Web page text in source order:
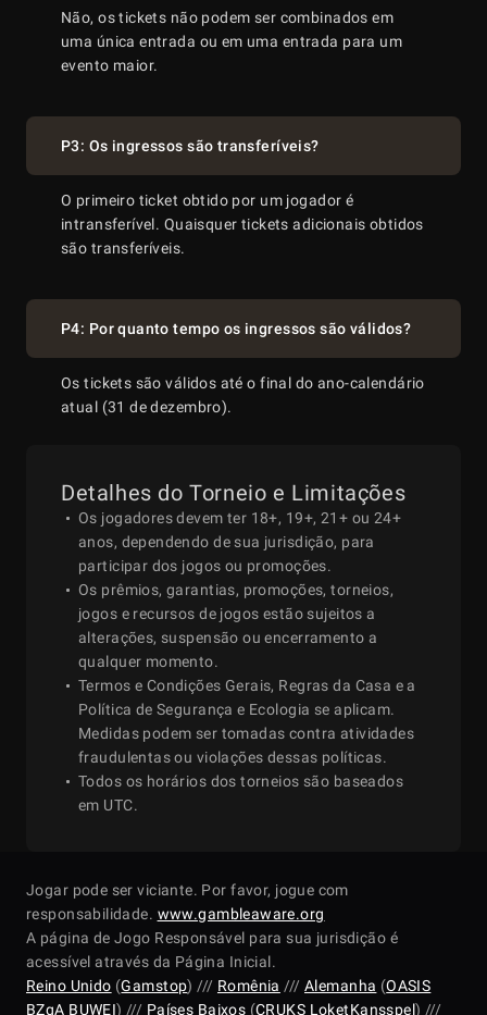
11
12 W Malinowski
13 Barak Wisbrod 2
14 Duco Haven 4
15 Adrian Mateos 5
Bruno Volkmann
18 spaise411 1
19 Daniel Dvoress 2
20 Chris Rudolph 1
22 Joao Vieira
23 T Muehloecker 2
Não, os tickets não podem ser combinados em
uma única entrada ou em uma entrada para um
evento maior.
P3: Os ingressos são transferíveis?
O primeiro ticket obtido por um jogador é
intransferível. Quaisquer tickets adicionais obtidos
são transferíveis.
P4: Por quanto tempo os ingressos são válidos?
Os tickets são válidos até o final do ano-calendário
atual (31 de dezembro).
Detalhes do Torneio e Limitações
Os jogadores devem ter 18+, 19+, 21+ ou 24+
anos, dependendo de sua jurisdição, para
participar dos jogos ou promoções.
Os prêmios, garantias, promoções, torneios,
jogos e recursos de jogos estão sujeitos a
alterações, suspensão ou encerramento a
qualquer momento.
Termos e Condições Gerais, Regras da Casa e a
Política de Segurança e Ecologia se aplicam.
Medidas podem ser tomadas contra atividades
fraudulentas ou violações dessas políticas.
Todos os horários dos torneios são baseados
em UTC.
Jogar pode ser viciante. Por favor, jogue com
responsabilidade. www.gambleaware.org
A página de Jogo Responsável para sua jurisdição é
acessível através da Página Inicial.
Reino Unido (Gamstop) /// Romênia ///Alemanha (OASIS
BZgA BUWEI) /// Países Baixos (CRUKS LoketKansspel) ///